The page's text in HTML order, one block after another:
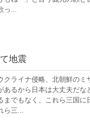
...
地震
ライナ侵略、北朝鮮のミ
あるから日本は大丈夫だな
でもなく、これら三国に
三...